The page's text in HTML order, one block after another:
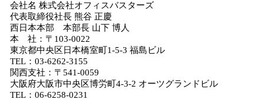
会社名 株式会社オフィスバスターズ
代表取締役社長 熊谷 正慶
西日本本部 本部長 山下 博人
本 社：〒103-0022
東京都中央区日本橋室町1-5-3 福島ビル
TEL：03-6262-3155
関西支社：〒541-0059
大阪府大阪市中央区博労町4-3-2 オーツグランドビル
TEL：06-6258-0231